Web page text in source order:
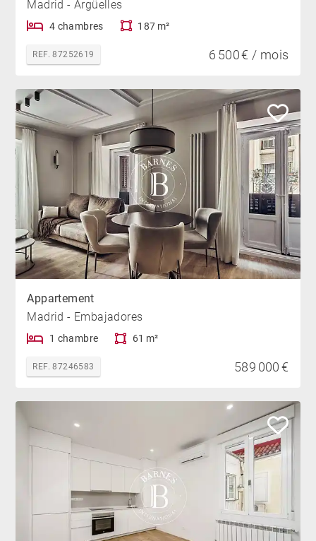
Madrid - Argüelles
4 chambres 187 m²
REF. 87252619 6 500 € / mois
Appartement
Madrid - Embajadores
1 chambre 61 m²
REF. 87246583 589 000 €